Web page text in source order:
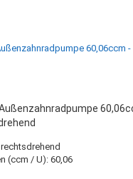
(ccm / U): 60,06